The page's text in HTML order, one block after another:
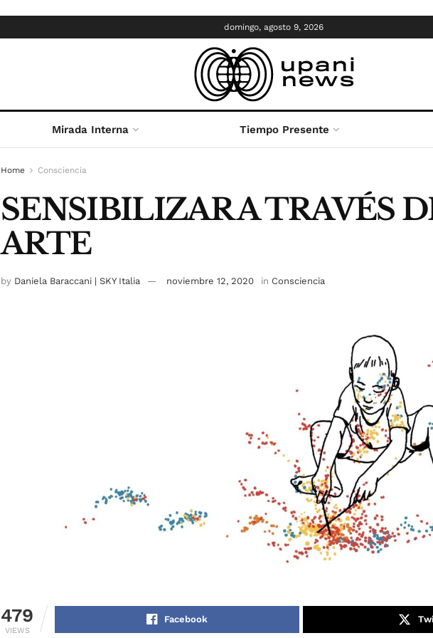
domingo, agosto 9, 2026
Mirada Interna Tiempo Presente
Home Consciencia
SENSIBILIZAR A TRAVÉS
ARTE
by Daniela Baraccani | SKY Italia noviembre 12, 2020 in Consciencia
479
VIEWS
Facebook